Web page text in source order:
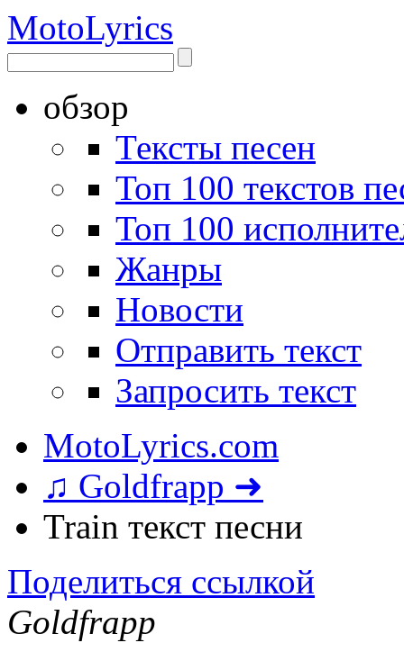
MotoLyrics
обзор
Тексты песен
Топ 100 текстов
Топ 100
Жанры
Новости
Отправить текст
Запросить текст
MotoLyrics.com
♫ Goldfrapp ➜
Train текст песни
Поделиться ссылкой
Goldfrapp